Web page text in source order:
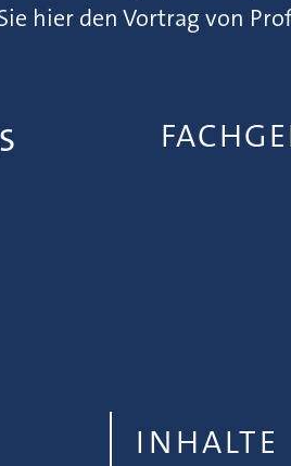
hier den Vortrag von
INHALTE